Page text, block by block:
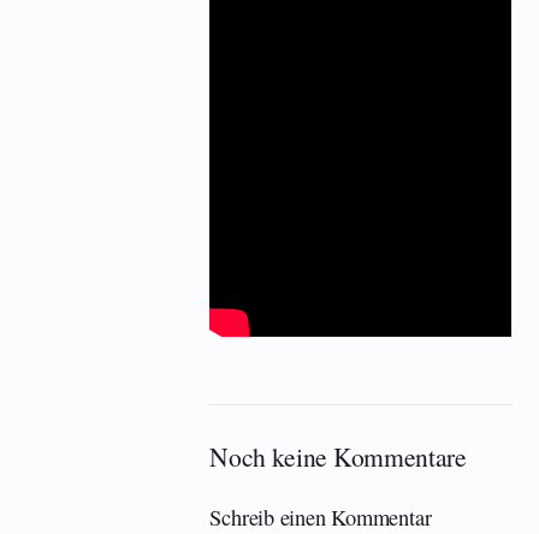
Noch keine Kommentare
Schreib einen Kommentar